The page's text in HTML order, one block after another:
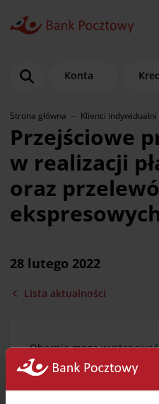
Konta
Strona główna Klienci indywidualni
Przejściowe
w realizacji
oraz
28 lutego 2022
Lista aktualności
Obecnie mogą
w realizacji płatności BLIK
ekspresowych. Pozostałe
kartą, bankowość